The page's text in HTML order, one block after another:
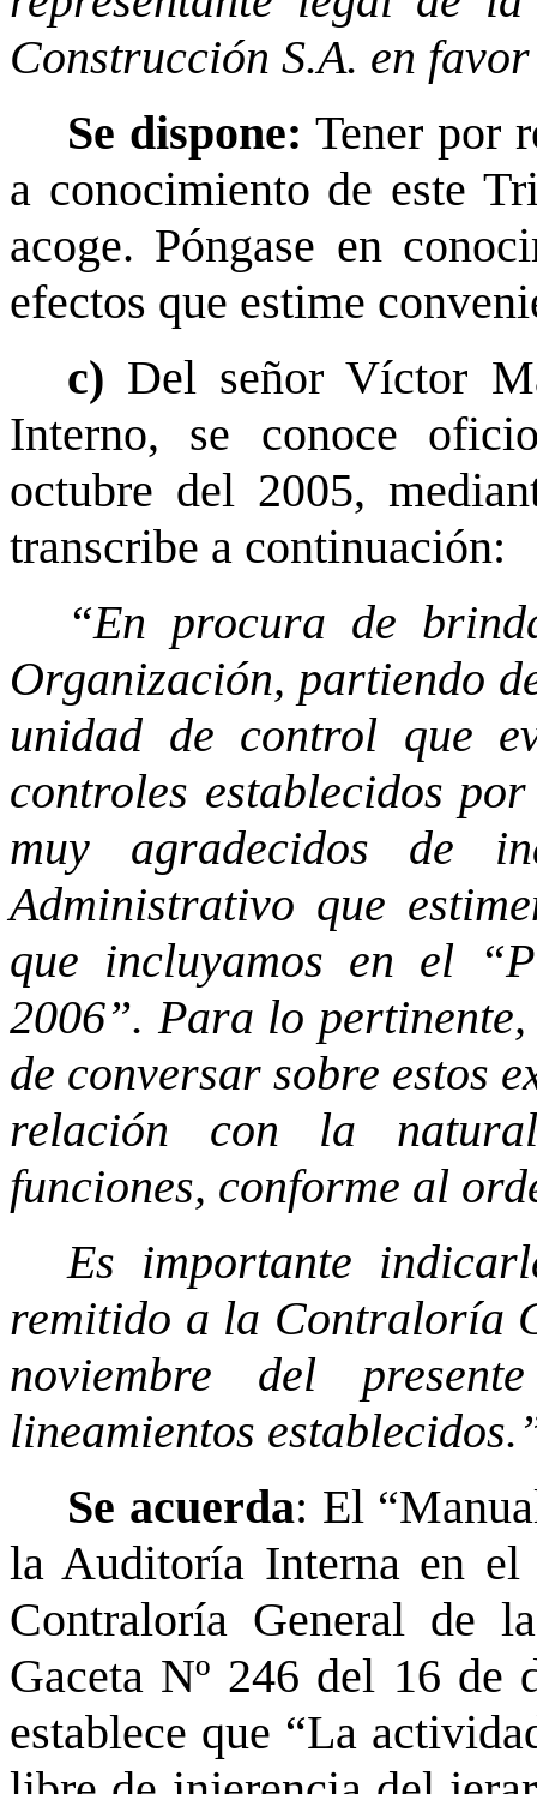
Construcción S.A. en
Se dispone: Tener por
a conocimiento de este
acoge. Póngase en
efectos que estime
c) Del señor Víctor
Interno, se conoce
octubre del 2005,
transcribe a continuación:
“En procura de
Organización, partiendo
unidad de control que
controles establecidos
muy agradecidos de
Administrativo que
que incluyamos en el
2006”. Para lo
de conversar sobre estos
relación con la
funciones, conforme al
Es importante
remitido a la Contraloría
noviembre del
lineamientos
Se acuerda: El
la Auditoría Interna en
Contraloría General de
Gaceta Nº 246 del 16 de
establece que “La